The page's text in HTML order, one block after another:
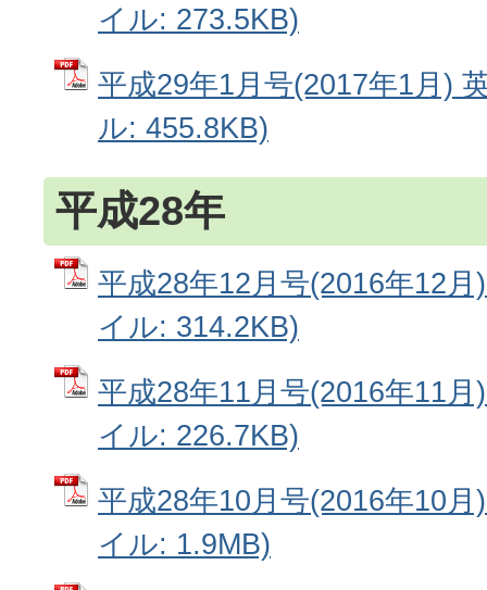
イル: 273.5KB)
平成29年1月号(2017年1月)
ル: 455.8KB)
平成28年
平成28年12月号(2016年12
イル: 314.2KB)
平成28年11月号(2016年11
イル: 226.7KB)
平成28年10月号(2016年10
イル: 1.9MB)